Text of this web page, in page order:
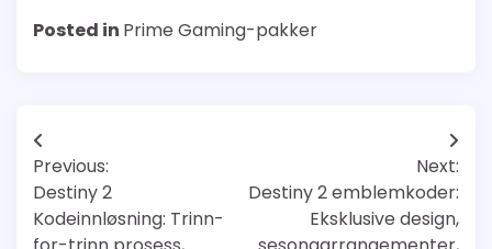
Posted in Prime Gaming-pakker
Post
navigation
Previous:
Destiny 2
Kodeinnløsning: Trinn-
Next:
Destiny 2 emblemkoder:
Eksklusive design,